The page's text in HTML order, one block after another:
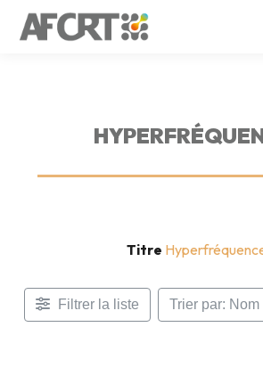
Titre
Filtrer la liste Trier par: